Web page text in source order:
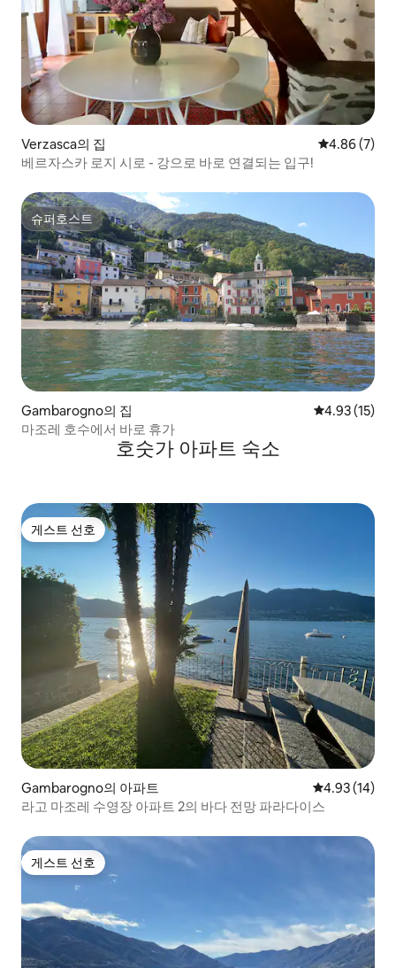
Verzasca의 집 평점 4.86점
4.86 (7)
베르자스카 로지 시로 - 강으로 바로 연결되는 입구!
슈퍼호스트
슈퍼호스트
Gambarogno의 집 평점 4.93점
4.93 (15)
마조레 호수에서 바로 휴가
호숫가 아파트 숙소
게스트 선호
게스트 선호
Gambarogno의 아파트 평점 4.93점
4.93 (14)
라고 마조레 수영장 아파트 2의 바다 전망 파라다이스
게스트 선호
게스트 선호